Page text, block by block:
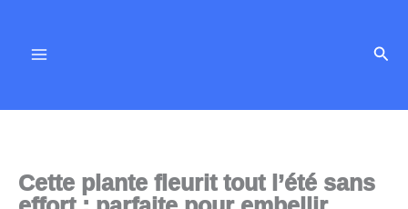
contenu
Cette plante fleurit tout l’été sans